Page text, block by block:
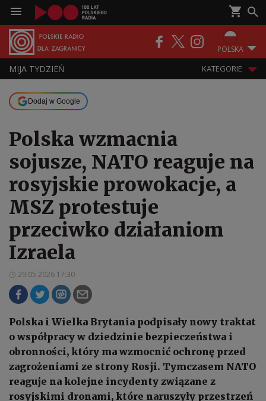
POLSKA
MIJA TYDZIEŃ KATEGORIE
Dodaj w Google
Polska wzmacnia
sojusze, NATO reaguje na
rosyjskie prowokacje, a
MSZ protestuje
przeciwko działaniom
Izraela
29.05.2026 17:30
Polska i Wielka Brytania podpisały nowy traktat
o współpracy w dziedzinie bezpieczeństwa i
obronności, który ma wzmocnić ochronę przed
zagrożeniami ze strony Rosji. Tymczasem NATO
reaguje na kolejne incydenty związane z
rosyjskimi dronami, które naruszyły przestrzeń